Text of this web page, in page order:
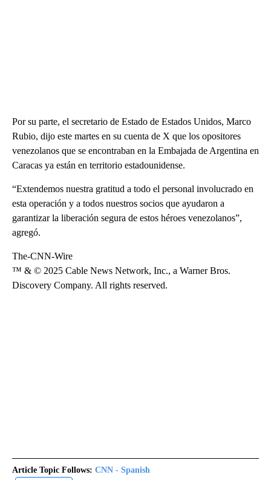
Por su parte, el secretario de Estado de Estados Unidos, Marco
Rubio, dijo este martes en su cuenta de X que los opositores
venezolanos que se encontraban en la Embajada de Argentina en
Caracas ya están en territorio estadounidense.
“Extendemos nuestra gratitud a todo el personal involucrado en
esta operación y a todos nuestros socios que ayudaron a
garantizar la liberación segura de estos héroes venezolanos”,
agregó.
The-CNN-Wire
™ & © 2025 Cable News Network, Inc., a Warner Bros.
Discovery Company. All rights reserved.
Article Topic Follows: CNN - Spanish